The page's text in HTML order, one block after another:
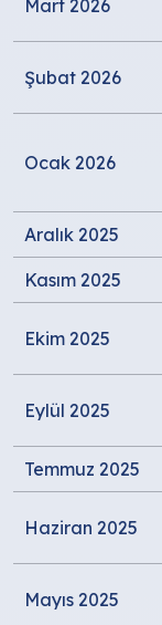
Mart 2026
Şubat 2026
Ocak 2026
Aralık 2025
Kasım 2025
Ekim 2025
Eylül 2025
Temmuz 2025
Haziran 2025
Mayıs 2025